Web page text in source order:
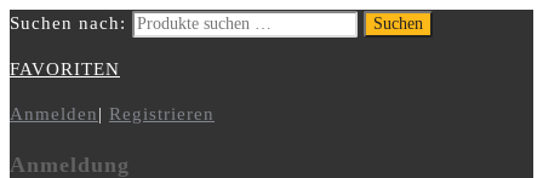
Suchen nach: Suchen
FAVORITEN
Anmelden| Registrieren
Anmeldung